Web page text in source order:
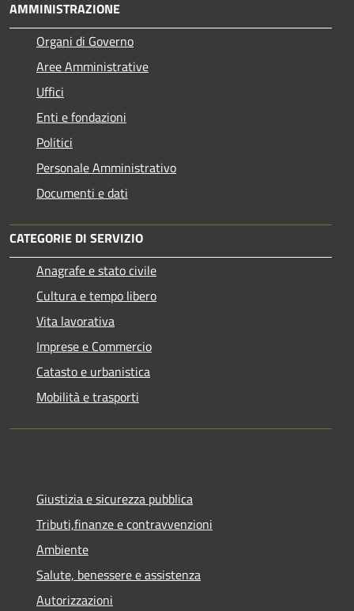
AMMINISTRAZIONE
Organi di Governo
Aree Amministrative
Uffici
Enti e fondazioni
Politici
Personale Amministrativo
Documenti e dati
CATEGORIE DI SERVIZIO
Anagrafe e stato civile
Cultura e tempo libero
Vita lavorativa
Imprese e Commercio
Catasto e urbanistica
Mobilità e trasporti
Giustizia e sicurezza pubblica
Tributi,finanze e contravvenzioni
Ambiente
Salute, benessere e assistenza
Autorizzazioni